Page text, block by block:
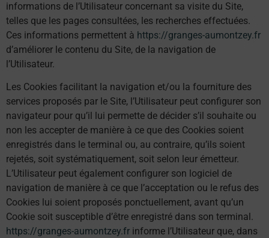
informations de l’Utilisateur concernant sa visite du Site,
telles que les pages consultées, les recherches effectuées.
Ces informations permettent à https://granges-aumontzey.fr
d’améliorer le contenu du Site, de la navigation de
l’Utilisateur.
Les Cookies facilitant la navigation et/ou la fourniture des
services proposés par le Site, l’Utilisateur peut configurer son
navigateur pour qu’il lui permette de décider s’il souhaite ou
non les accepter de manière à ce que des Cookies soient
enregistrés dans le terminal ou, au contraire, qu’ils soient
rejetés, soit systématiquement, soit selon leur émetteur.
L’Utilisateur peut également configurer son logiciel de
navigation de manière à ce que l’acceptation ou le refus des
Cookies lui soient proposés ponctuellement, avant qu’un
Cookie soit susceptible d’être enregistré dans son terminal.
https://granges-aumontzey.fr informe l’Utilisateur que, dans